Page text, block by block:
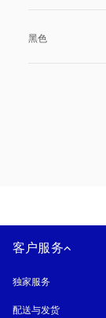
黑色
客户服务
独家服务
配送与发货